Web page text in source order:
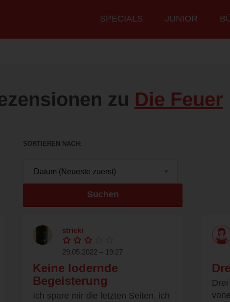
Hauptmenü
SPECIALS JUNIOR
zu Die Feuer
SORTIEREN NACH
Suchen
stricki
29.05.2022 – 19:27
Keine lodernde
Begeisterung
Ich spare mir die letzten Seiten, ich